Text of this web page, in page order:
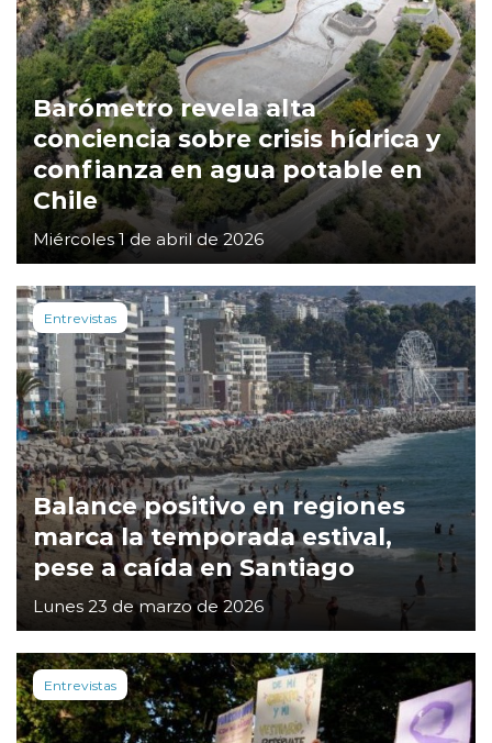
Barómetro revela alta
conciencia sobre crisis hídrica y
confianza en agua potable en
Chile
Miércoles 1 de abril de 2026
Entrevistas
Balance positivo en regiones
marca la temporada estival,
pese a caída en Santiago
Lunes 23 de marzo de 2026
Entrevistas